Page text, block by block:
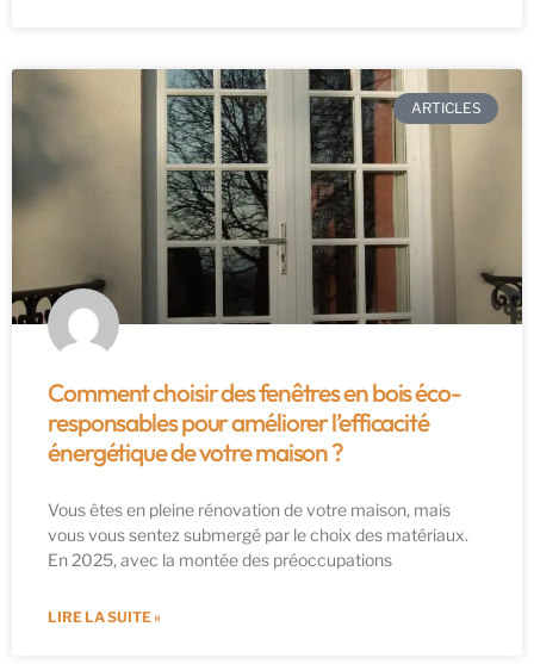
ARTICLES
Comment choisir des fenêtres en bois éco-
responsables pour améliorer l’efficacité
énergétique de votre maison ?
Vous êtes en pleine rénovation de votre maison, mais
vous vous sentez submergé par le choix des matériaux.
En 2025, avec la montée des préoccupations
LIRE LA SUITE »